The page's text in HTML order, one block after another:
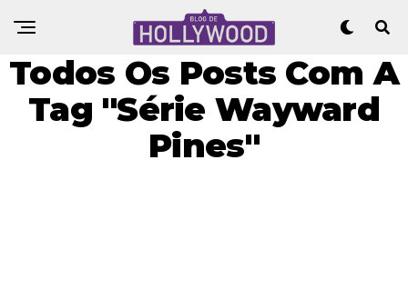
Todos Os Posts Com A
Tag "Série Wayward
Pines"